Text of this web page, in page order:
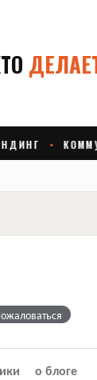
о блоге